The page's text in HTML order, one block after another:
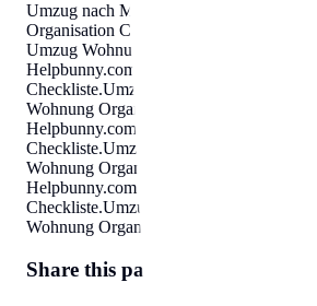
Umzug nach Mainz
Organisation Checkliste
Umzug Wohnung Organisation Checkliste
Helpbunny.com
Checkliste.Umzug nach Mainz
Wohnung Organisation Checkliste
Helpbunny.com
Checkliste.Umzug nach Mainz
Wohnung Organisation Checkliste
Helpbunny.com
Checkliste.Umzug nach Mainz
Wohnung Organisation Checkliste
Share this page